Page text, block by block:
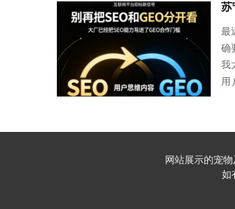
最
确
我
用
每
品
建
网站展示的宠
如